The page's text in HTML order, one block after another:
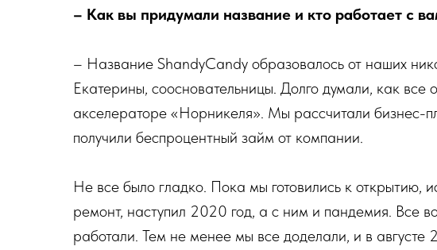
– Как вы придумали название и кто работает с
– Название ShandyCandy образовалось от наших
Екатерины, соосновательницы. Долго думали, как все
акселераторе «Норникеля». Мы рассчитали бизнес-
получили беспроцентный займ от компании.
Не все было гладко. Пока мы готовились к открытию,
ремонт, наступил 2020 год, а с ним и пандемия. Все
работали. Тем не менее мы все доделали, и в августе